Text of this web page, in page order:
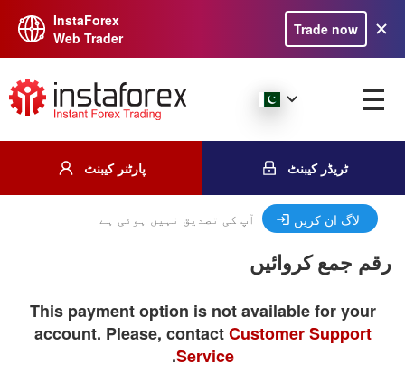
InstaForex
Web Trader
Trade now
پارٹنر کیبنٹ ٹریڈر کیبنٹ
آپ کی تصدیق نہیں ہوئی ہے لاگ ان کریں
رقم جمع کروائیں
This payment option is not available for your
account. Please, contactCustomer Support
Service
.